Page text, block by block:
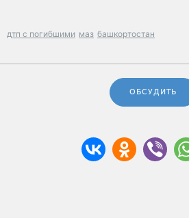
дтп с погибшими маз башкортостан
ОБСУДИТЬ